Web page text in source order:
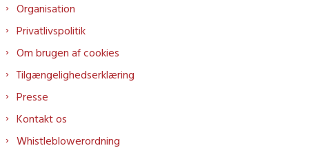
Organisation
Privatlivspolitik
Om brugen af cookies
Tilgængelighedserklæring
Presse
Kontakt os
Whistleblowerordning